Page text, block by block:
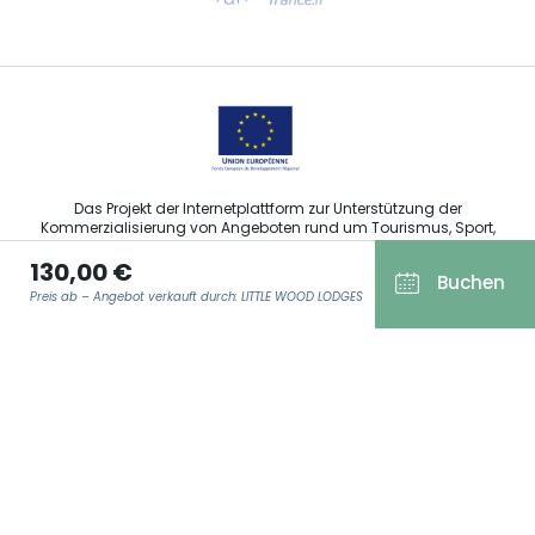
130,00 €
Preis ab – Angebot verkauft durch: LITTLE WOOD LODGES Buchen
Sprechen Sie uns per E-Mail an
Das Projekt der Internetplattform zur Unterstützung der
Kommerzialisierung von Angeboten rund um Tourismus, Sport,
Kultur und Weintourismus in der Region Grand Est wurde im
Rahmen der Maßnahmen der Europäischen Union zur
Abfederung der COVID-19-Pandemie vom Europäischen Fonds
für regionale Entwicklung (EFRE) finanziert.